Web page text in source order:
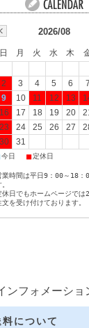
2026/08
日 月 火 水 木
2
3 4 5 6 7
9
10 11 12 13
16
17 18 19 20
23
24 25 26 27
30
31
今日 ■定休日
業時間は平日9：00～18：
休日でもホームページでは
文を受け付けております。
料について